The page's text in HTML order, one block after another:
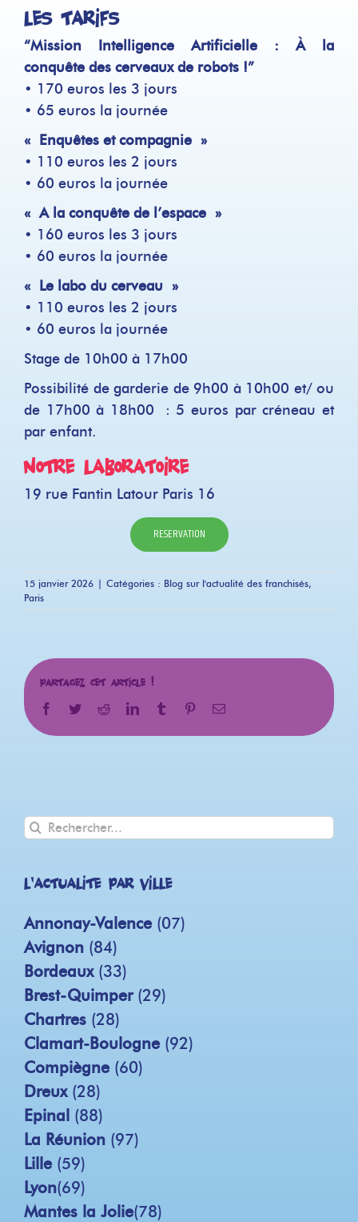
Les tarifs
“Mission Intelligence Artificielle : À la
conquête des cerveaux de robots !”
• 170 euros les 3 jours
• 65 euros la journée
« Enquêtes et compagnie »
• 110 euros les 2 jours
• 60 euros la journée
« A la conquête de l’espace »
• 160 euros les 3 jours
• 60 euros la journée
« Le labo du cerveau »
• 110 euros les 2 jours
• 60 euros la journée
Stage de 10h00 à 17h00
Possibilité de garderie de 9h00 à 10h00 et/ ou
de 17h00 à 18h00 : 5 euros par créneau et
par enfant.
Notre laboratoire
19 rue Fantin Latour Paris 16
RESERVATION
15 janvier 2026 | Catégories : Blog sur l'actualité des franchisés,
Paris
Partagez cet article !
Facebook
TwitterRedditLinkedInTumblr PinterestEmail
Rechercher
L'actualité par ville
Annonay-Valence (07)
Avignon (84)
Bordeaux (33)
Brest-Quimper (29)
Chartres (28)
Clamart-Boulogne (92)
Compiègne (60)
Dreux (28)
Epinal (88)
La Réunion (97)
Lille (59)
Lyon(69)
Mantes la Jolie(78)